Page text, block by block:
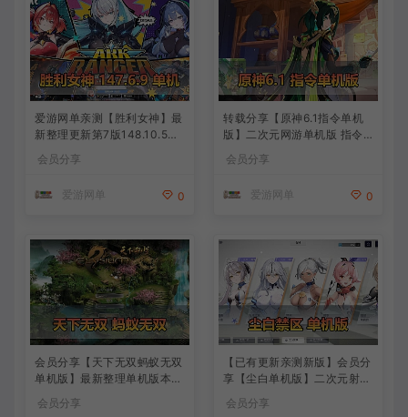
爱游网单亲测【胜利女神】最
新整理更新第7版148.10.5NI
活动148版本官服GM可无限
频安装教学
会员分享
爱游网单 0
转载分享【原神6.1指令单机
版】二次元网游单机版 指令
背包 抽卡 商店 MOD 未亲测
会员分享
爱游网单 0
会员分享【天下无双蚂蚁无双
单机版】最新整理单机版本
带GM命令后台 武侠怀旧网游
免虚拟机一键端 配套视频教
会员分享
【已有更新亲测新版】会员分
享【尘白单机版】二次元射击
类网游单机版一键端
会员分享